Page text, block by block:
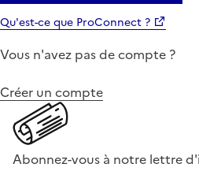
Qu'est-ce que ProConnect ?
Vous n'avez pas de compte ?
Créer un compte
Abonnez-vous à notre lettre